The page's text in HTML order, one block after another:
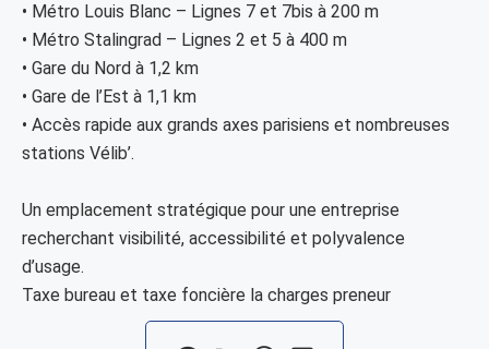
• Métro Louis Blanc – Lignes 7 et 7bis à 200 m
• Métro Stalingrad – Lignes 2 et 5 à 400 m
• Gare du Nord à 1,2 km
• Gare de l’Est à 1,1 km
• Accès rapide aux grands axes parisiens et nombreuses
stations Vélib’.
Un emplacement stratégique pour une entreprise
recherchant visibilité, accessibilité et polyvalence
d’usage.
Taxe bureau et taxe foncière la charges preneur